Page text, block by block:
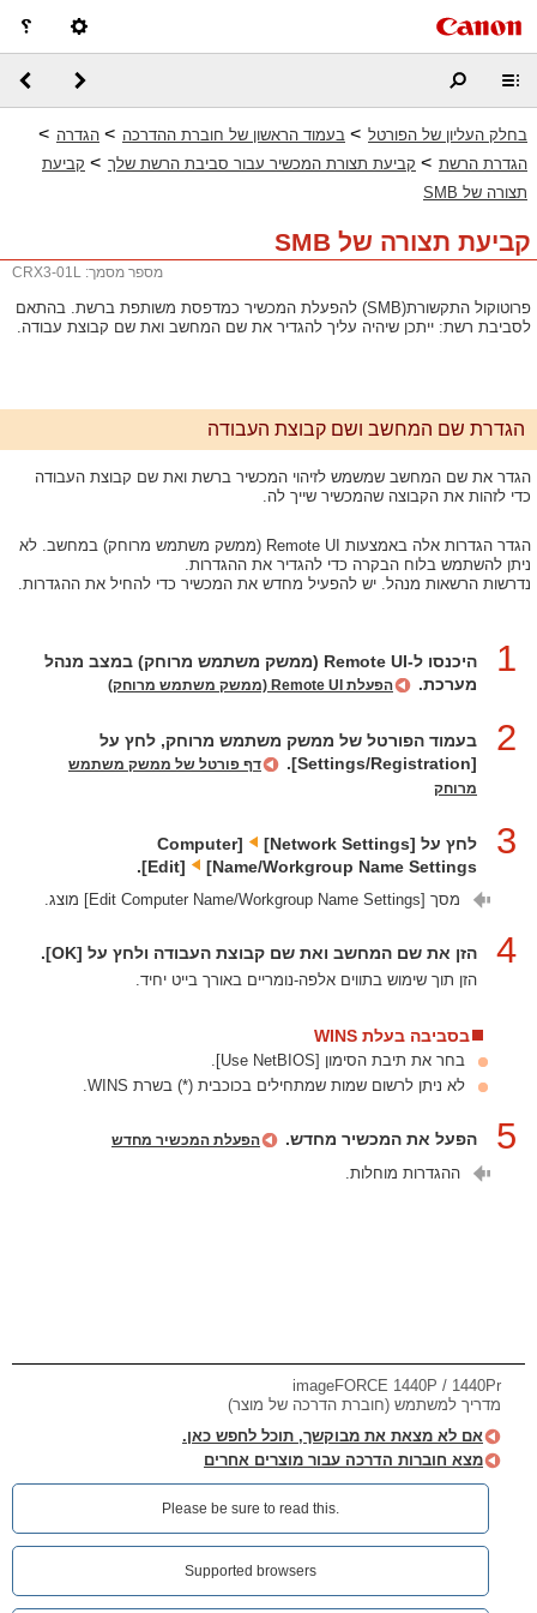
בחלק העליון של הפורטל > בעמוד הראשון של חוברת ההדרכה > הגדרה >
הגדרת הרשת > קביעת תצורת המכשיר עבור סביבת הרשת שלך > קביעת
תצורה של SMB
קביעת תצורה של SMB
מספר מסמך: CRX3-01L
פרוטוקול התקשורת(SMB) להפעלת המכשיר כמדפסת משותפת ברשת. בהתאם
לסביבת רשת: ייתכן שיהיה עליך להגדיר את שם המחשב ואת שם קבוצת עבודה.
הגדרת שם המחשב ושם קבוצת העבודה
הגדר את שם המחשב שמשמש לזיהוי המכשיר ברשת ואת שם קבוצת העבודה
כדי לזהות את הקבוצה שהמכשיר שייך לה.
הגדר הגדרות אלה באמצעות ‏Remote UI (ממשק משתמש מרוחק) במחשב. לא
ניתן להשתמש בלוח הבקרה כדי להגדיר את ההגדרות.
נדרשות הרשאות מנהל. יש להפעיל מחדש את המכשיר כדי להחיל את ההגדרות.
1
היכנסו ל-‏Remote UI (ממשק משתמש מרוחק) במצב מנהל
מערכת.
הפעלת Remote UI (ממשק משתמש מרוחק)
2
בעמוד הפורטל של ממשק משתמש מרוחק, לחץ על
[Settings/Registration].
דף פורטל של ממשק משתמש
מרוחק
3 לחץ על [Network Settings]‏
[Computer
Name/Workgroup Name Settings]‏
[Edit].
מסך [Edit Computer Name/Workgroup Name Settings] מוצג.
4 הזן את שם המחשב ואת שם קבוצת העבודה ולחץ על [OK].
הזן תוך שימוש בתווים אלפה-נומריים באורך בייט יחיד.
בסביבה בעלת WINS
בחר את תיבת הסימון [Use NetBIOS].
לא ניתן לרשום שמות שמתחילים בכוכבית (*) בשרת WINS.
5 הפעל את המכשיר מחדש. הפעלת המכשיר מחדש
ההגדרות מוחלות.
imageFORCE 1440P / 1440Pr
מדריך למשתמש (חוברת הדרכה של מוצר)
אם לא מצאת את מבוקשך, תוכל לחפש כאן.
מצא חוברות הדרכה עבור מוצרים אחרים
Please be sure to read this.‎
Supported browsers